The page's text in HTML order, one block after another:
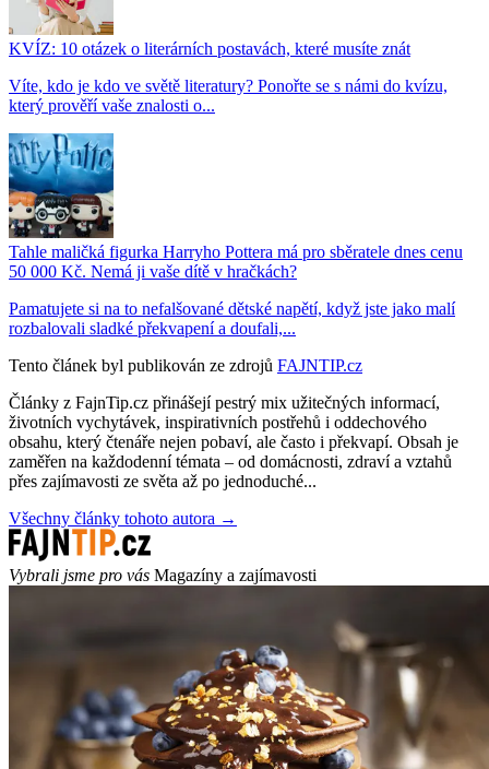
KVÍZ: 10 otázek o literárních postavách, které musíte znát
Víte, kdo je kdo ve světě literatury? Ponořte se s námi do kvízu,
který prověří vaše znalosti o...
Tahle maličká figurka Harryho Pottera má pro sběratele dnes cenu
50 000 Kč. Nemá ji vaše dítě v hračkách?
Pamatujete si na to nefalšované dětské napětí, když jste jako malí
rozbalovali sladké překvapení a doufali,...
Tento článek byl publikován ze zdrojů FAJNTIP.cz
Články z FajnTip.cz přinášejí pestrý mix užitečných informací,
životních vychytávek, inspirativních postřehů i oddechového
obsahu, který čtenáře nejen pobaví, ale často i překvapí. Obsah je
zaměřen na každodenní témata – od domácnosti, zdraví a vztahů
přes zajímavosti ze světa až po jednoduché...
Všechny články tohoto autora →
Vybrali jsme pro vás Magazíny a zajímavosti